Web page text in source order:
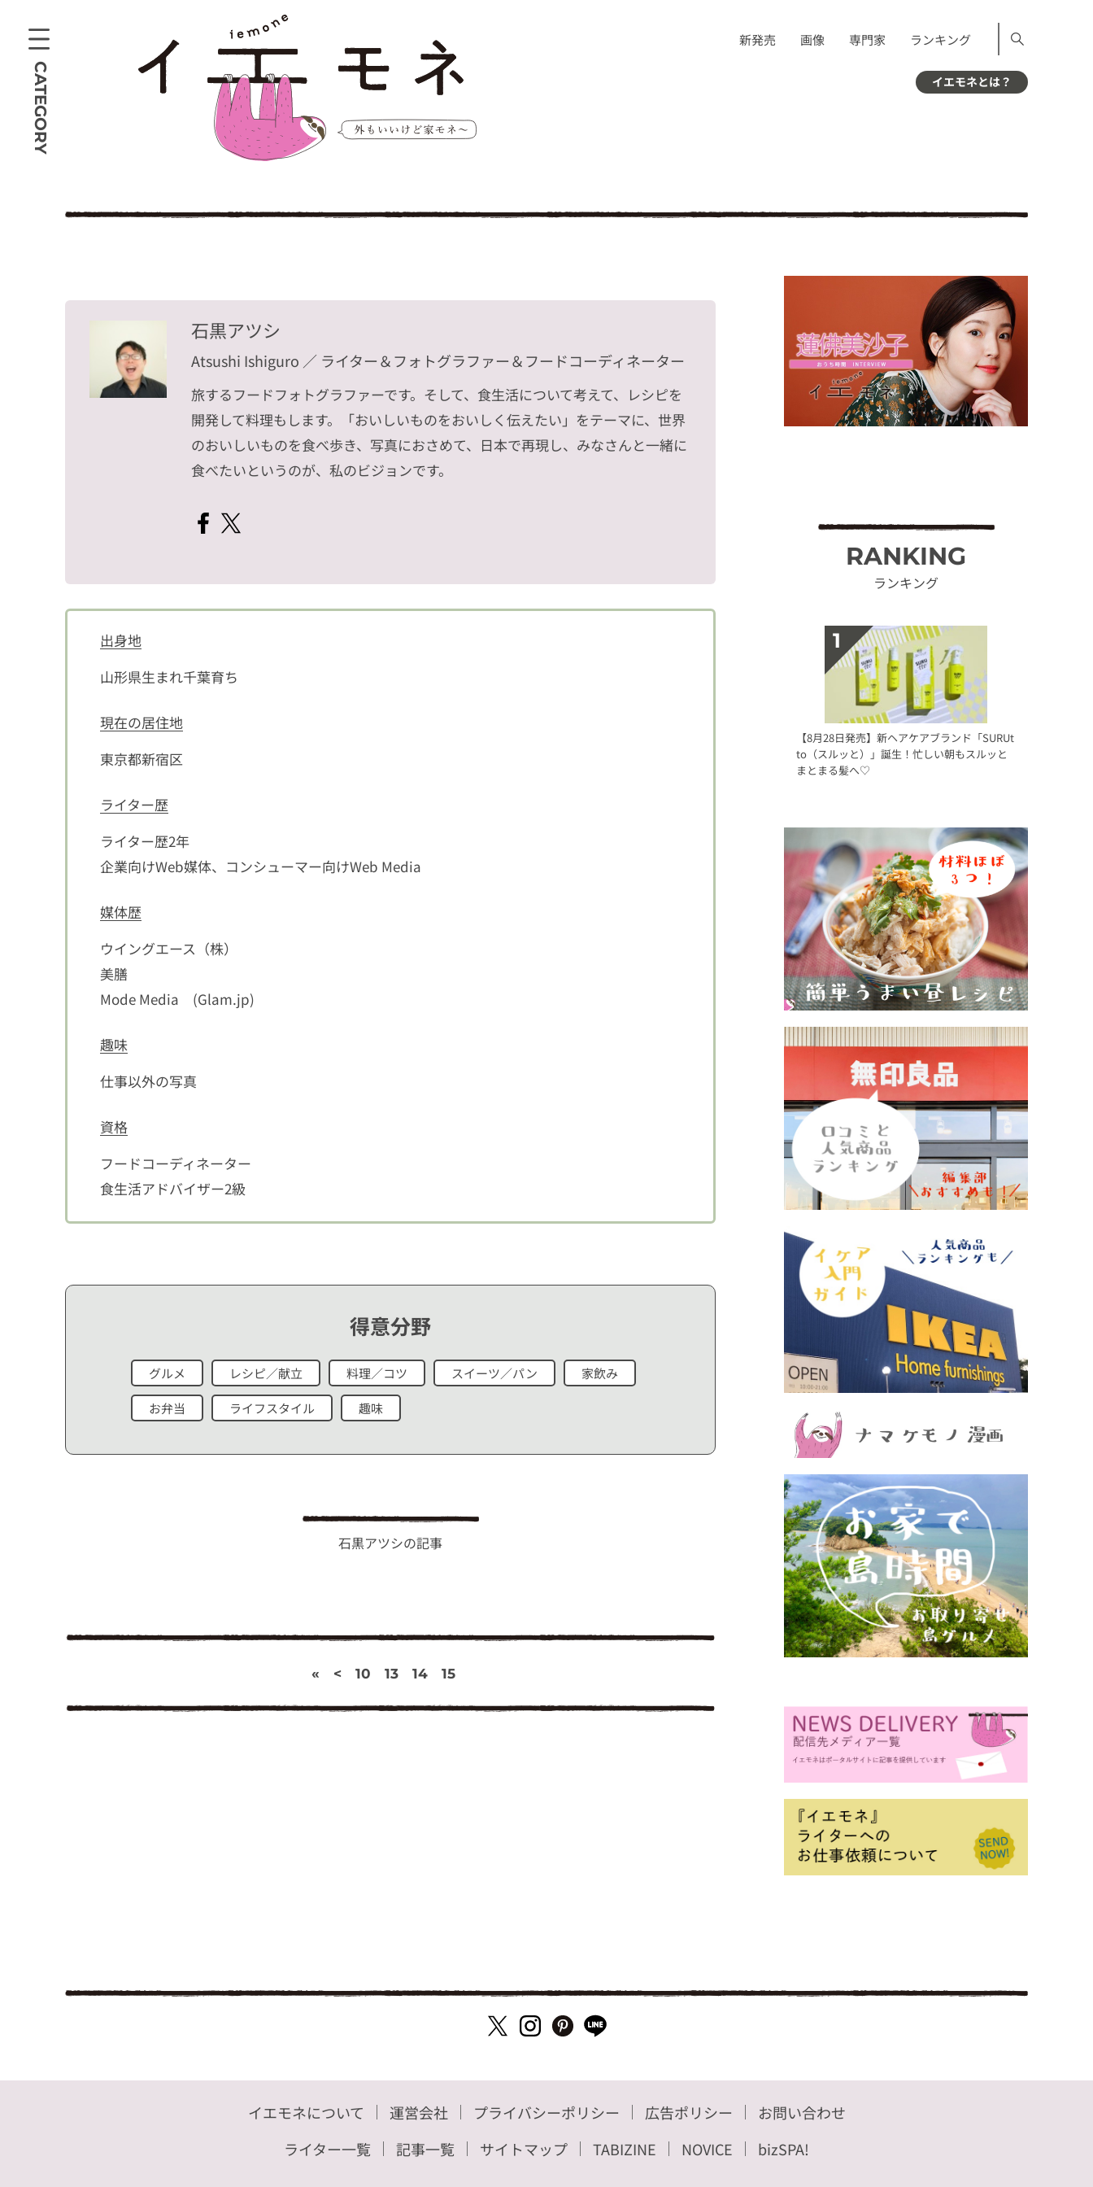
CATEGORY
新発売 画像 専門家 ランキング
イエモネとは？
石黒アツシ
Atsushi Ishiguro ／ ライター＆フォトグラファー＆フードコーディネーター
旅するフードフォトグラファーです。そして、食生活について考えて、レシピを
開発して料理もします。「おいしいものをおいしく伝えたい」をテーマに、世界
のおいしいものを食べ歩き、写真におさめて、日本で再現し、みなさんと一緒に
食べたいというのが、私のビジョンです。
出身地
山形県生まれ千葉育ち
現在の居住地
東京都新宿区
ライター歴
ライター歴2年
企業向けWeb媒体、コンシューマー向けWeb Media
媒体歴
ウイングエース（株）
美膳
Mode Media (Glam.jp)
趣味
仕事以外の写真
資格
フードコーディネーター
食生活アドバイザー2級
得意分野
グルメ レシピ／献立 料理／コツ スイーツ／パン 家飲み
お弁当 ライフスタイル 趣味
石黒アツシの記事
« < 10 13 14 15
RANKING
ランキング
【8月28日発売】新ヘアケアブランド「SURUt
to（スルッと）」誕生！忙しい朝もスルッと
まとまる髪へ♡
イエモネについて 運営会社 プライバシーポリシー 広告ポリシー
お問い合わせ
ライター一覧
記事一覧 サイトマップ TABIZINE NOVICE bizSPA!